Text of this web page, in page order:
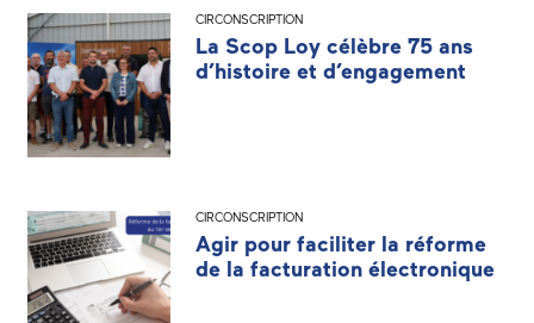
CIRCONSCRIPTION
La Scop Loy célèbre 75 ans
d’histoire et d’engagement
CIRCONSCRIPTION
Agir pour faciliter la réforme
de la facturation électronique